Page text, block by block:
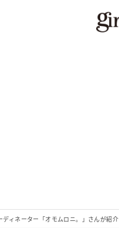
ィネーター「オモムロニ。」さんが紹介